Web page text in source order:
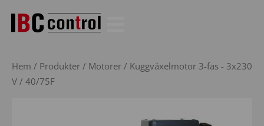
Hem / Produkter / Motorer / Kuggväxelmotor 3-fas - 3x230
V / 40/75F